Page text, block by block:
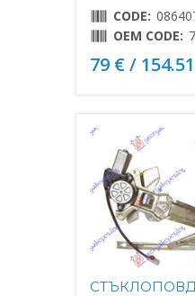
CODE:
OEM CODE:
79 € /